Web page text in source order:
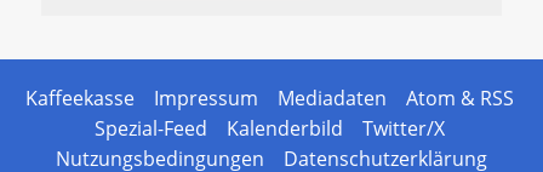
Kaffeekasse Impressum Mediadaten
Atom & RSS
Spezial-Feed
Kalenderbild
Twitter/X
Nutzungsbedingungen
Datenschutzerklärung